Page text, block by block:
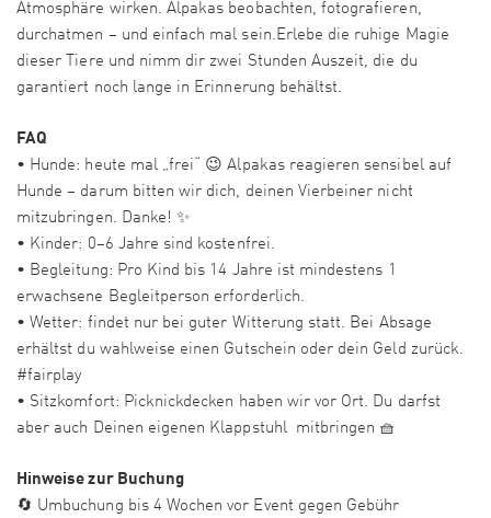
Atmosphäre wirken. Alpakas beobachten, fotografieren,
durchatmen – und einfach mal sein.Erlebe die ruhige Magie
dieser Tiere und nimm dir zwei Stunden Auszeit, die du
garantiert noch lange in Erinnerung behältst.
FAQ
• Hunde: heute mal „frei“ 😉 Alpakas reagieren sensibel auf
Hunde – darum bitten wir dich, deinen Vierbeiner nicht
mitzubringen. Danke! ✨
• Kinder: 0–6 Jahre sind kostenfrei.
• Begleitung: Pro Kind bis 14 Jahre ist mindestens 1
erwachsene Begleitperson erforderlich.
• Wetter: findet nur bei guter Witterung statt. Bei Absage
erhältst du wahlweise einen Gutschein oder dein Geld zurück.
#fairplay
• Sitzkomfort: Picknickdecken haben wir vor Ort. Du darfst
aber auch Deinen eigenen Klappstuhl mitbringen 🧺
Hinweise zur Buchung
🔄 Umbuchung bis 4 Wochen vor Event gegen Gebühr